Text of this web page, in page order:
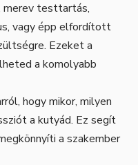
merev testtartás,
vagy épp elfordított
Ezeket a
a komolyabb
hogy mikor, milyen
a kutyád. Ez segít
a szakember